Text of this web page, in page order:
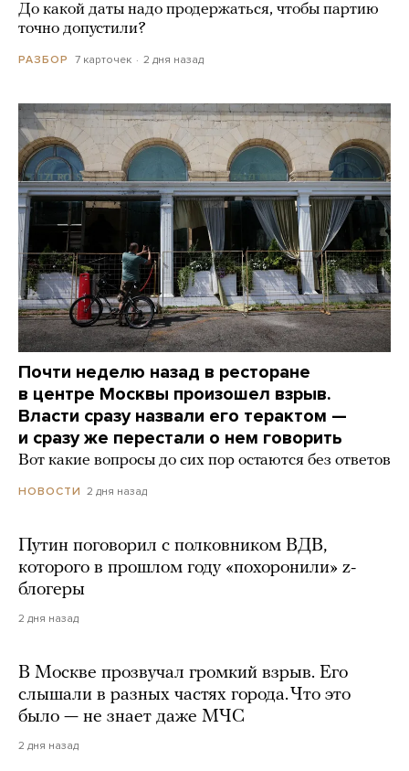
До какой даты надо продержаться, чтобы партию
точно допустили?
РАЗБОР 7 карточек 2 дня назад
Почти неделю назад в ресторане
в центре Москвы произошел взрыв.
Власти сразу назвали его терактом —
и сразу же перестали о нем говорить
Вот какие вопросы до сих пор остаются без ответов
НОВОСТИ 2 дня назад
Путин поговорил с полковником ВДВ,
которого в прошлом году «похоронили» z-
блогеры
2 дня назад
В Москве прозвучал громкий взрыв. Его
слышали в разных частях города. Что это
было — не знает даже МЧС
2 дня назад